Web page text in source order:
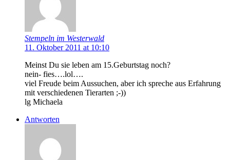
Stempeln im Westerwald
11. Oktober 2011 at 10:10
Meinst Du sie leben am 15.Geburtstag noch?
nein- fies….lol….
viel Freude beim Aussuchen, aber ich spreche aus Erfahrung
mit verschiedenen Tierarten ;-))
lg Michaela
Antworten